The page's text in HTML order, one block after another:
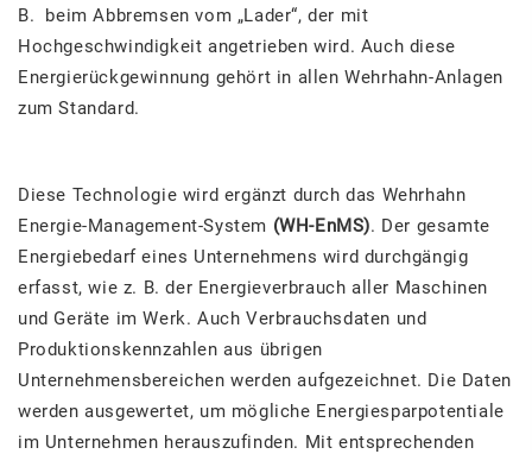
B. beim Abbremsen vom „Lader“, der mit
Hochgeschwindigkeit angetrieben wird. Auch diese
Energierückgewinnung gehört in allen Wehrhahn-Anlagen
zum Standard.
Diese Technologie wird ergänzt durch das Wehrhahn
Energie-Management-System (WH-EnMS). Der gesamte
Energiebedarf eines Unternehmens wird durchgängig
erfasst, wie z. B. der Energieverbrauch aller Maschinen
und Geräte im Werk. Auch Verbrauchsdaten und
Produktionskennzahlen aus übrigen
Unternehmensbereichen werden aufgezeichnet. Die Daten
werden ausgewertet, um mögliche Energiesparpotentiale
im Unternehmen herauszufinden. Mit entsprechenden